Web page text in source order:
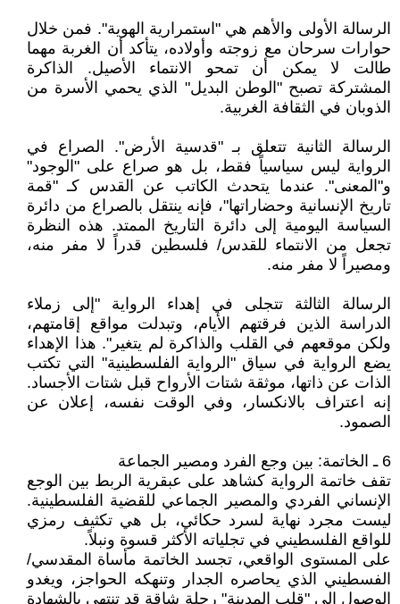
الرسالة الأولى والأهم هي "استمرارية الهوية". فمن خلال
حوارات سرحان مع زوجته وأولاده، يتأكد أن الغربة مهما
طالت لا يمكن أن تمحو الانتماء الأصيل. الذاكرة
المشتركة تصبح "الوطن البديل" الذي يحمي الأسرة من
الذوبان في الثقافة الغربية.
الرسالة الثانية تتعلق بـ "قدسية الأرض". الصراع في
الرواية ليس سياسياً فقط، بل هو صراع على "الوجود"
و"المعنى". عندما يتحدث الكاتب عن القدس كـ "قمة
تاريخ الإنسانية وحضاراتها"، فإنه ينتقل بالصراع من دائرة
السياسة اليومية إلى دائرة التاريخ الممتد. هذه النظرة
تجعل من الانتماء للقدس/ فلسطين قدراً لا مفر منه،
ومصيراً لا مفر منه.
الرسالة الثالثة تتجلى في إهداء الرواية "إلى زملاء
الدراسة الذين فرقتهم الأيام، وتبدلت مواقع إقامتهم،
ولكن موقعهم في القلب والذاكرة لم يتغير". هذا الإهداء
يضع الرواية في سياق "الرواية الفلسطينية" التي تكتب
الذات عن ذاتها، موثقة شتات الأرواح قبل شتات الأجساد.
إنه اعتراف بالانكسار، وفي الوقت نفسه، إعلان عن
الصمود.
6 ـ الخاتمة: بين وجع الفرد ومصير الجماعة
تقف خاتمة الرواية كشاهد على عبقرية الربط بين الوجع
الإنساني الفردي والمصير الجماعي للقضية الفلسطينية.
ليست مجرد نهاية لسرد حكائي، بل هي تكثيف رمزي
للواقع الفلسطيني في تجلياته الأكثر قسوة ونبلاً.
على المستوى الواقعي، تجسد الخاتمة مأساة المقدسي/
الفسطيني الذي يحاصره الجدار وتنهكه الحواجز، ويغدو
الوصول إلى "قلب المدينة" رحلة شاقة قد تنتهي بالشهادة